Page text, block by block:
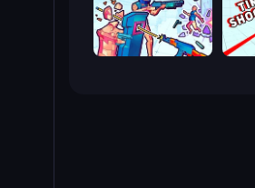
Time Shooter 3: SWAT